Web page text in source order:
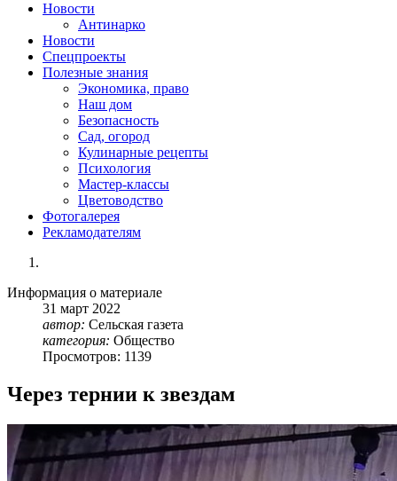
Новости
Антинарко
Новости
Спецпроекты
Полезные знания
Экономика, право
Наш дом
Безопасность
Сад, огород
Кулинарные рецепты
Психология
Мастер-классы
Цветоводство
Фотогалерея
Рекламодателям
Информация о материале
31 март 2022
автор: Сельская газета
категория: Общество
Просмотров: 1139
Через тернии к звездам